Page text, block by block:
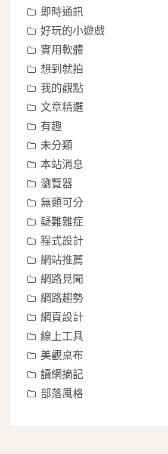
即時通訊
好玩的小遊戲
實用軟體
想到就拍
我的觀點
文章精選
有趣
未分類
本站消息
瀏覽器
無類可分
疑難雜症
程式設計
網站推薦
網路見聞
網路趨勢
網頁設計
線上工具
美觀桌布
讀網摘記
部落風格